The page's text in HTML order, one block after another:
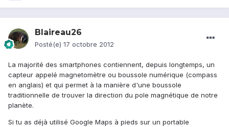
Blaireau26
Posté(e) 17 octobre 2012
La majorité des smartphones contiennent, depuis longtemps, un
capteur appelé magnetomètre ou boussole numérique (compass
en anglais) et qui permet à la manière d'une boussole
traditionnelle de trouver la direction du pole magnétique de notre
planète.
Si tu as déjà utilisé Google Maps à pieds sur un portable